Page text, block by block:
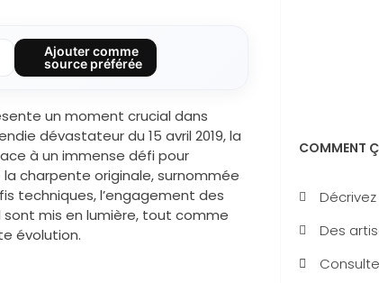
Ajouter comme
source préférée
un moment crucial dans
dévastateur du 15 avril 2019, la
à un immense défi pour
charpente originale, surnommée
techniques, l’engagement des
mis en lumière, tout comme
évolution.
COMMENT
Des